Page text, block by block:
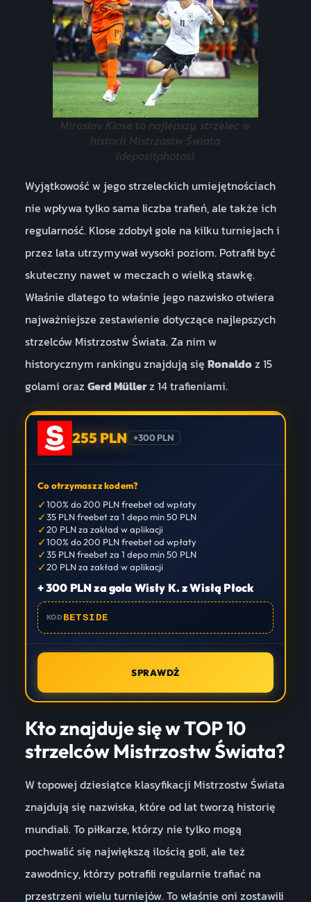
Miroslav Klose to najlepszy strzelec w
historii Mistrzostw Świata
(depositphotos)
Wyjątkowość w jego strzeleckich umiejętnościach
nie wpływa tylko sama liczba trafień, ale także ich
regularność. Klose zdobył gole na kilku turniejach i
przez lata utrzymywał wysoki poziom. Potrafił być
skuteczny nawet w meczach o wielką stawkę.
Właśnie dlatego to właśnie jego nazwisko otwiera
najważniejsze zestawienie dotyczące najlepszych
strzelców Mistrzostw Świata. Za nim w
historycznym rankingu znajdują się Ronaldoz 15
golami oraz Gerd Müllerz 14 trafieniami.
255 PLN +300 PLN
Co otrzymasz z kodem?
✓100% do 200 PLN freebet od wpłaty
✓35 PLN freebet za 1 depo min 50 PLN
✓20 PLN za zakład w aplikacji
✓100% do 200 PLN freebet od wpłaty
✓35 PLN freebet za 1 depo min 50 PLN
✓20 PLN za zakład w aplikacji
+ 300 PLN za gola Wisły K. z Wisłą Płock
KOD BETSIDE
SPRAWDŹ
Kto znajduje się w TOP 10
strzelców Mistrzostw Świata?
W topowej dziesiątce klasyfikacji Mistrzostw Świata
znajdują się nazwiska, które od lat tworzą historię
mundiali. To piłkarze, którzy nie tylko mogą
pochwalić się największą ilością goli, ale też
zawodnicy, którzy potrafili regularnie trafiać na
przestrzeni wielu turniejów. To właśnie oni zostawili